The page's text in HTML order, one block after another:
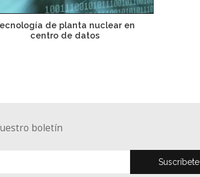
de planta nuclear en
centro de datos
boletín